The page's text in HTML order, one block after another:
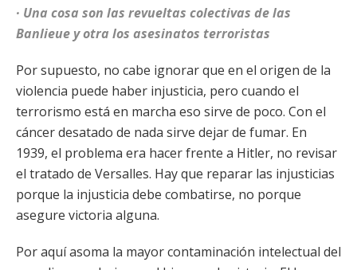
· Una cosa son las revueltas colectivas de las
Banlieue y otra los asesinatos terroristas
Por supuesto, no cabe ignorar que en el origen de la
violencia puede haber injusticia, pero cuando el
terrorismo está en marcha eso sirve de poco. Con el
cáncer desatado de nada sirve dejar de fumar. En
1939, el problema era hacer frente a Hitler, no revisar
el tratado de Versalles. Hay que reparar las injusticias
porque la injusticia debe combatirse, no porque
asegure victoria alguna.
Por aquí asoma la mayor contaminación intelectual del